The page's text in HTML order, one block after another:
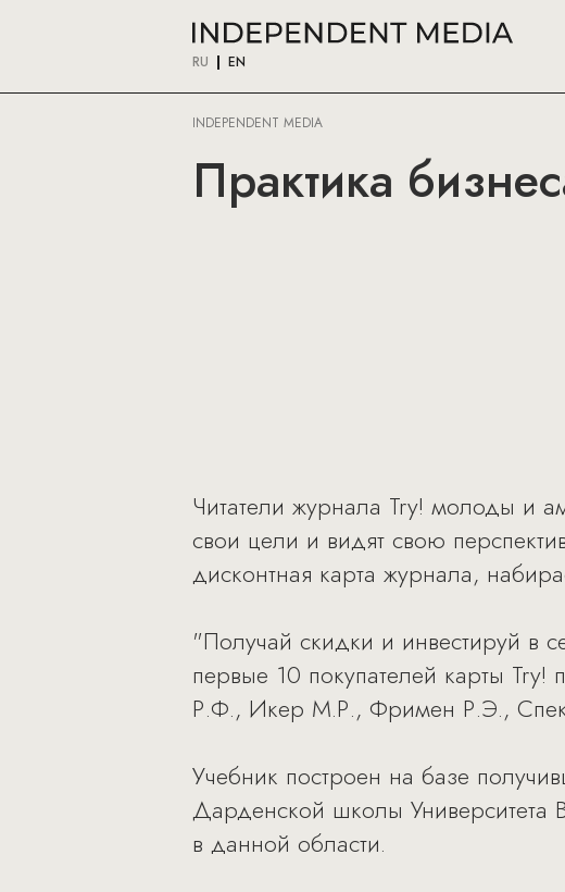
RU EN
INDEPENDENT MEDIA
Практика
Читатели журнала Try! молоды и
свои цели и видят свою
дисконтная карта журнала,
"Получай скидки и инвестируй в
первые 10 покупателей карты
Р.Ф., Икер М.Р., Фримен Р.Э.,
Учебник построен на базе
Дарденской школы
в данной области.